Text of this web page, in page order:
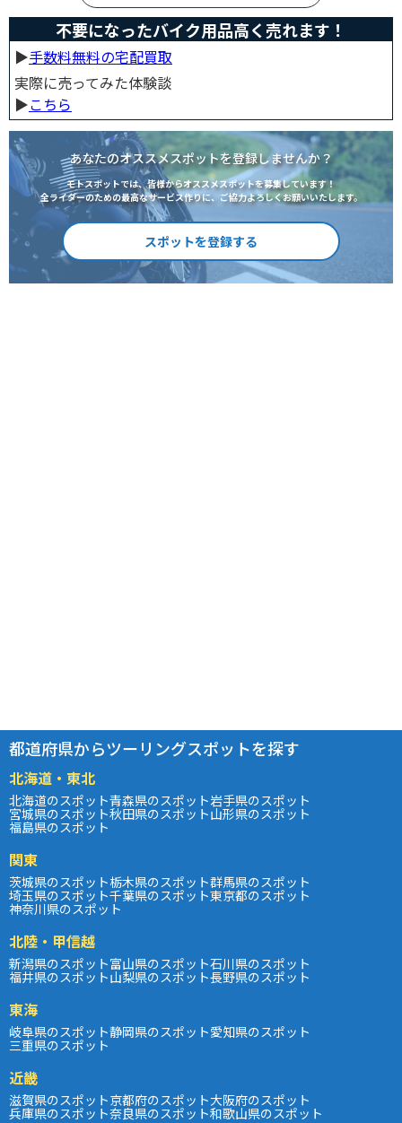
不要になったバイク用品高く売れます！
▶︎手数料無料の宅配買取
実際に売ってみた体験談
▶︎こちら
あなたのオススメスポットを登録しませんか？
モトスポットでは、皆様からオススメスポットを募集しています！
全ライダーのための最高なサービス作りに、ご協力よろしくお願いいたします。
スポットを登録する
都道府県からツーリングスポットを探す
北海道・東北
北海道のスポット青森県のスポット岩手県のスポット
宮城県のスポット秋田県のスポット山形県のスポット
福島県のスポット
関東
茨城県のスポット栃木県のスポット群馬県のスポット
埼玉県のスポット千葉県のスポット東京都のスポット
神奈川県のスポット
北陸・甲信越
新潟県のスポット富山県のスポット石川県のスポット
福井県のスポット山梨県のスポット長野県のスポット
東海
岐阜県のスポット静岡県のスポット愛知県のスポット
三重県のスポット
近畿
滋賀県のスポット京都府のスポット大阪府のスポット
兵庫県のスポット奈良県のスポット和歌山県のスポット